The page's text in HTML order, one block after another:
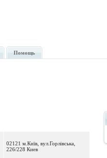
Помощь
02121 м.Київ, вул.Горлівська,
226/228 Киев